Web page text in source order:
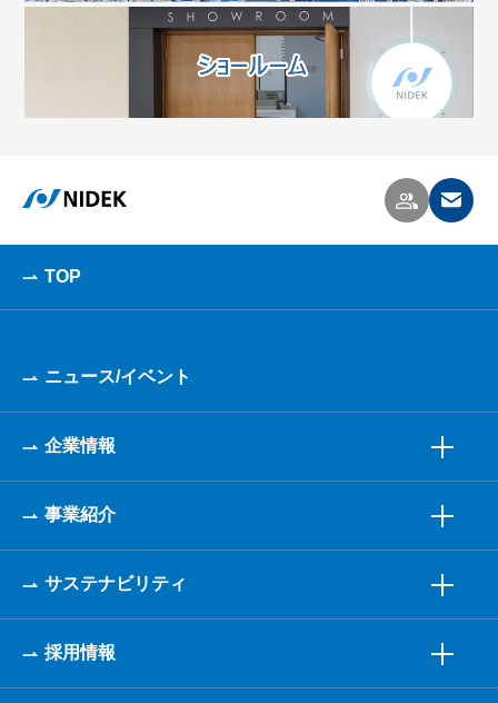
TOP
ニュース/イベント
企業情報
事業紹介
サステナビリティ
採用情報